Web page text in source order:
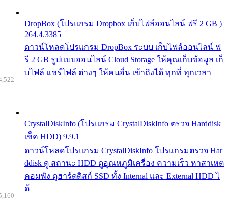
DropBox (โปรแกรม Dropbox เก็บไฟล์ออนไลน์ ฟรี 2 GB )
264.4.3385
ดาวน์โหลดโปรแกรม DropBox ระบบ เก็บไฟล์ออนไลน์ ฟ
รี 2 GB รูปแบบออนไลน์ Cloud Storage ให้คุณเก็บข้อมูล เก็
บไฟล์ แชร์ไฟล์ ต่างๆ ให้คนอื่น เข้าถึงได้ ทุกที่ ทุกเวลา
CrystalDiskInfo (โปรแกรม CrystalDiskInfo ตรวจ Harddisk
เช็ค HDD) 9.9.1
ดาวน์โหลดโปรแกรม CrystalDiskInfo โปรแกรมตรวจ Har
ddisk ดู สถานะ HDD ดูอุณหภูมิเครื่อง ความเร็ว หาสาเหต
คอมพัง ดูฮาร์ดดิสก์ SSD ทั้ง Internal และ External HDD ไ
ด้